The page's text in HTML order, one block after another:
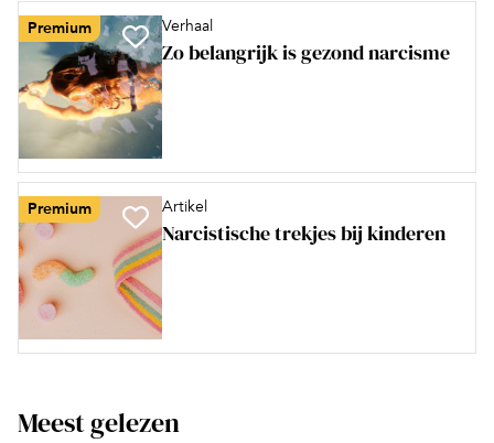
Premium Verhaal
Zo belangrijk is gezond narcisme
Premium Artikel
Narcistische trekjes bij kinderen
Meest gelezen